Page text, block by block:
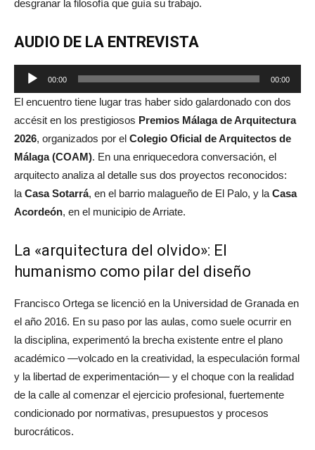
desgranar la filosofía que guía su trabajo.
AUDIO DE LA ENTREVISTA
Reproductor
de
audio
00:00 00:00
El encuentro tiene lugar tras haber sido galardonado con dos
accésit en los prestigiosos Premios Málaga de Arquitectura
2026, organizados por el Colegio Oficial de Arquitectos de
Málaga (COAM). En una enriquecedora conversación, el
arquitecto analiza al detalle sus dos proyectos reconocidos:
la Casa Sotarrá, en el barrio malagueño de El Palo, y la Casa
Acordeón, en el municipio de Arriate.
La «arquitectura del olvido»: El
humanismo como pilar del diseño
Francisco Ortega se licenció en la Universidad de Granada en
el año 2016. En su paso por las aulas, como suele ocurrir en
la disciplina, experimentó la brecha existente entre el plano
académico —volcado en la creatividad, la especulación formal
y la libertad de experimentación— y el choque con la realidad
de la calle al comenzar el ejercicio profesional, fuertemente
condicionado por normativas, presupuestos y procesos
burocráticos.